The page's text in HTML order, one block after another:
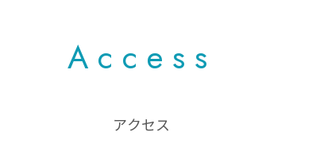
Access
アクセス